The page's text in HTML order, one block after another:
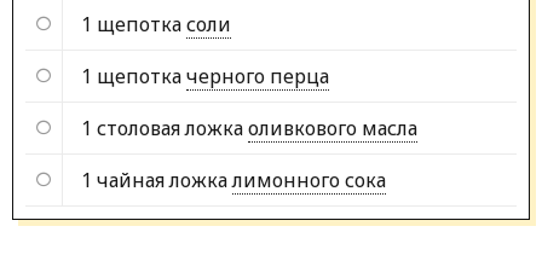
1 щепоткасоли
1 щепоткачерного перца
1 столовая ложкаоливкового масла
1 чайная ложкалимонного сока